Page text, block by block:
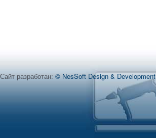
Сайт разработан: © NesSoft Design & Development